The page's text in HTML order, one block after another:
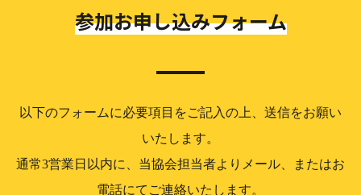
参加お申し込みフォーム
以下のフォームに必要項目をご記入の上、送信をお願い
いたします。
通常3営業日以内に、当協会担当者よりメール、またはお
電話にてご連絡いたします。